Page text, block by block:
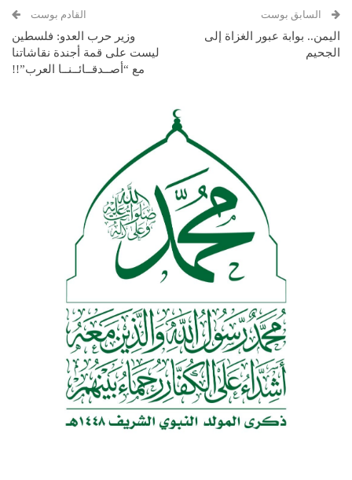
السابق بوست
اليمن.. بوابة عبور الغزاة إلى
الجحيم
القادم بوست
وزير حرب العدو: فلسطين
ليست على قمة أجندة نقاشاتنا
مع “أصــدقــائــنــا العرب”!!